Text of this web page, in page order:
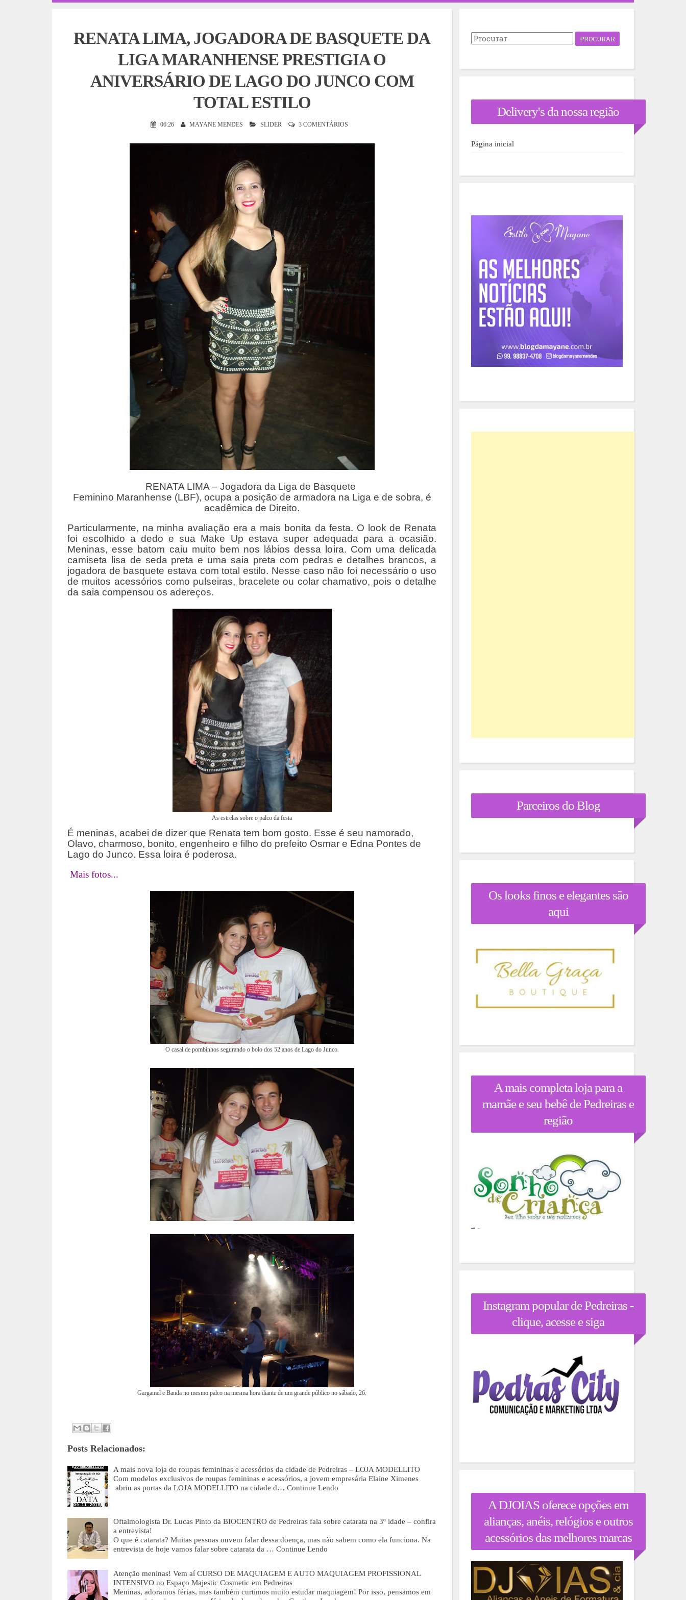
RENATA LIMA, JOGADORA DE BASQUETE DA
LIGA MARANHENSE PRESTIGIA O
ANIVERSÁRIO DE LAGO DO JUNCO COM
TOTAL ESTILO
06:26 MAYANE MENDES SLIDER 3 COMENTÁRIOS
RENATA LIMA – Jogadora da Liga de Basquete
Feminino Maranhense (LBF), ocupa a posição de armadora na Liga e de sobra, é
acadêmica de Direito.
Particularmente, na minha avaliação era a mais bonita da festa. O look de Renata
foi escolhido a dedo e sua Make Up estava super adequada para a ocasião.
Meninas, esse batom caiu muito bem nos lábios dessa loira. Com uma delicada
camiseta lisa de seda preta e uma saia preta com pedras e detalhes brancos, a
jogadora de basquete estava com total estilo. Nesse caso não foi necessário o uso
de muitos acessórios como pulseiras, bracelete ou colar chamativo, pois o detalhe
da saia compensou os adereços.
As estrelas sobre o palco da festa
É meninas, acabei de dizer que Renata tem bom gosto. Esse é seu namorado,
Olavo, charmoso, bonito, engenheiro e filho do prefeito Osmar e Edna Pontes de
Lago do Junco. Essa loira é poderosa.
Mais fotos...
O casal de pombinhos segurando o bolo dos 52 anos de Lago do Junco.
Gargamel e Banda no mesmo palco na mesma hora diante de um grande público no sábado, 26.
Posts Relacionados:
A mais nova loja de roupas femininas e acessórios da cidade de Pedreiras – LOJA MODELLITO
Com modelos exclusivos de roupas femininas e acessórios, a jovem empresária Elaine Ximenes
abriu as portas da LOJA MODELLITO na cidade d… Continue Lendo
Oftalmologista Dr. Lucas Pinto da BIOCENTRO de Pedreiras fala sobre catarata na 3º idade – confira
a entrevista!
O que é catarata? Muitas pessoas ouvem falar dessa doença, mas não sabem como ela funciona. Na
entrevista de hoje vamos falar sobre catarata da … Continue Lendo
Atenção meninas! Vem aí CURSO DE MAQUIAGEM E AUTO MAQUIAGEM PROFISSIONAL
INTENSIVO no Espaço Majestic Cosmetic em Pedreiras
Meninas, adoramos férias, mas também curtimos muito estudar maquiagem! Por isso, pensamos em
P
r
r
Delivery's da nossa região
Página inicial
Parceiros do Blog
Os looks finos e elegantes são
aqui
A mais completa loja para a
mamãe e seu bebê de Pedreiras e
região
Instagram popular de Pedreiras -
clique, acesse e siga
A DJOIAS oferece opções em
alianças, anéis, relógios e outros
acessórios das melhores marcas